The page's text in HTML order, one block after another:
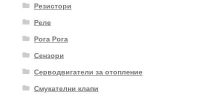
Резистори
Реле
Рога Рога
Сензори
Серводвигатели за отопление
Смукателни клапи